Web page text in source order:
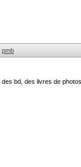
pmb
bd, des livres de